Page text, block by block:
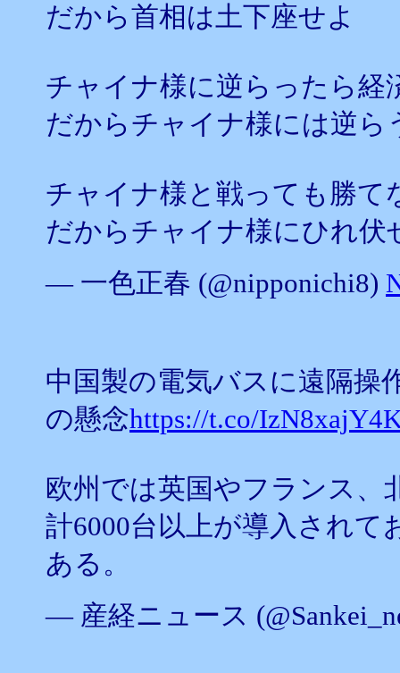
だから首相は土下座せよ
チャイナ様に逆らったら経
だからチャイナ様には逆ら
チャイナ様と戦っても勝て
だからチャイナ様にひれ
— 一色正春 (@nipponichi8)
中国製の電気バスに遠隔操
の懸念https://t.co/
欧州では英国やフランス、
計6000台以上が導入され
ある。
— 産経ニュース